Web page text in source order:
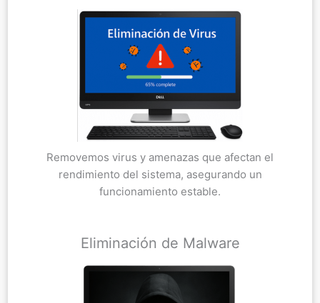
Removemos virus y amenazas que afectan el
rendimiento del sistema, asegurando un
funcionamiento estable.
Eliminación de Malware